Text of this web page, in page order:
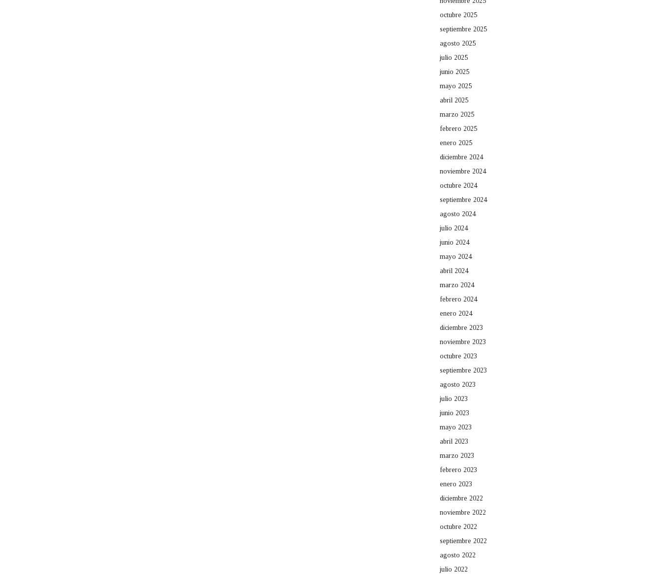
octubre 2025
septiembre 2025
agosto 2025
julio 2025
junio 2025
mayo 2025
abril 2025
marzo 2025
febrero 2025
enero 2025
diciembre 2024
noviembre 2024
octubre 2024
septiembre 2024
agosto 2024
julio 2024
junio 2024
mayo 2024
abril 2024
marzo 2024
febrero 2024
enero 2024
diciembre 2023
noviembre 2023
octubre 2023
septiembre 2023
agosto 2023
julio 2023
junio 2023
mayo 2023
abril 2023
marzo 2023
febrero 2023
enero 2023
diciembre 2022
noviembre 2022
octubre 2022
septiembre 2022
agosto 2022
julio 2022